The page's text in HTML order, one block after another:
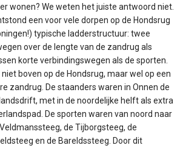
wonen? We weten het juiste antwoord niet.
een voor vele dorpen op de Hondsrug
typische ladderstructuur: twee
over de lengte van de zandrug als
korte verbindingswegen als de sporten.
boven op de Hondsrug, maar wel op een
zandrug. De staanders waren in Onnen de
met in de noordelijke helft als extra
De sporten waren van noord naar
de Tijborgsteeg, de
en de Bareldssteeg. Door dit